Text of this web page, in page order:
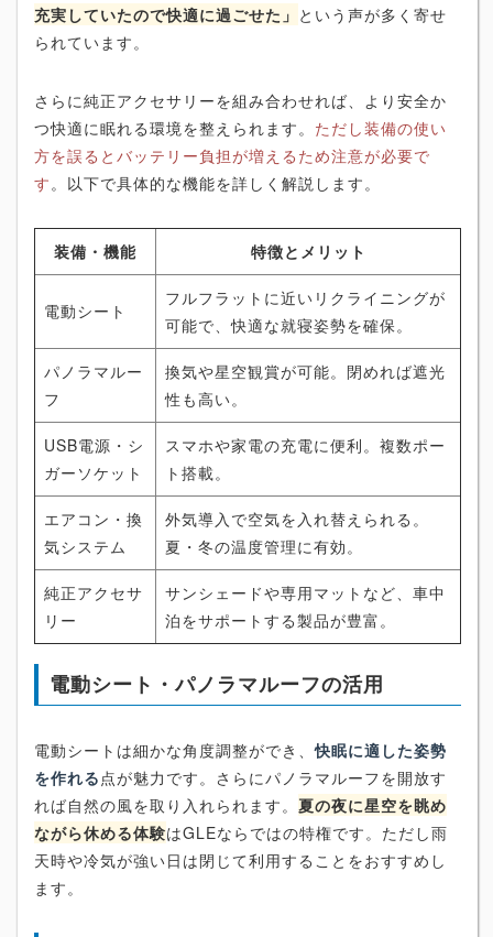
充実していたので快適に過ごせた」 という声が多く寄せ
られています。
さらに純正アクセサリーを組み合わせれば、より安全か
つ快適に眠れる環境を整えられます。 ただし装備の使い
方を誤るとバッテリー負担が増えるため注意が必要で
す。以下で具体的な機能を詳しく解説します。
装備・機能 特徴とメリット
電動シート
フルフラットに近いリクライニングが
可能で、快適な就寝姿勢を確保。
パノラマルー
フ
換気や星空観賞が可能。閉めれば遮光
性も高い。
USB電源・シ
ガーソケット
スマホや家電の充電に便利。複数ポー
ト搭載。
エアコン・換
気システム
外気導入で空気を入れ替えられる。
夏・冬の温度管理に有効。
純正アクセサ
リー
サンシェードや専用マットなど、車中
泊をサポートする製品が豊富。
電動シート・パノラマルーフの活用
電動シートは細かな角度調整ができ、快眠に適した姿勢
を作れる点が魅力です。さらにパノラマルーフを開放す
れば自然の風を取り入れられます。 夏の夜に星空を眺め
ながら休める体験はGLEならではの特権です。ただし雨
天時や冷気が強い日は閉じて利用することをおすすめし
ます。